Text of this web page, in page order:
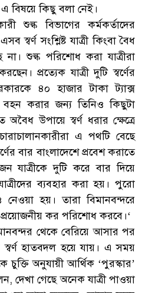
বিষয়ে কিছু বলা নেই।
শুল্ক বিভাগের কর্মকর্তাদের
স্বর্ণ সংশ্লিষ্ট যাত্রী কিংবা বৈধ
শুল্ক পরিশোধ করা যাত্রীরা
প্রত্যেক যাত্রী দুটি স্বর্ণের
৪০ হাজার টাকা ট্যাক্স
করার জন্য তিনিও কিছুটা
উপায়ে স্বর্ণ ধরার ক্ষেত্রে
এ পথটি বেছে
বার বাংলাদেশে প্রবেশ করাতে
যাত্রীকে দুটি করে বার দিয়ে
ব্যবহার করা হয়। পুরো
নেওয়া হয়। তারা বিমানবন্দরে
কর পরিশোধ করবে।‘
থেকে বেরিয়ে আসার পর
স্বর্ণ হাতবদল হয়ে যায়। এ সময়
অনুযায়ী আর্থিক ‘পুরস্কার’
দেখা গেছে অনেক যাত্রী পাওয়া